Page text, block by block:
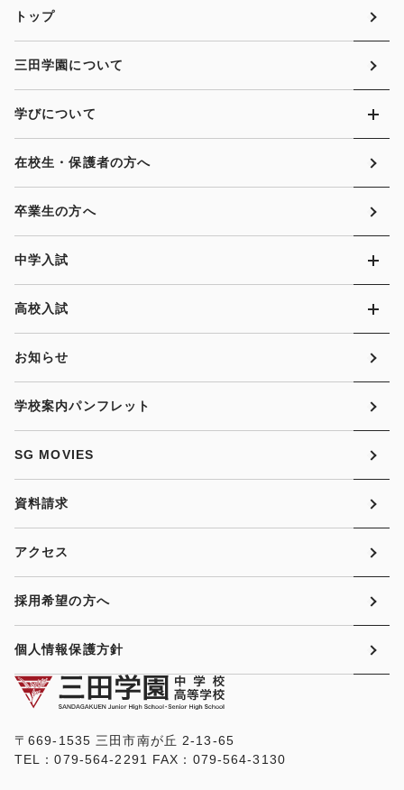
〒669-1535 三田市南が丘 2-13-65
TEL：079-564-2291 FAX：079-564-3130
トップ
三田学園について
学びについて
在校生・保護者の方へ
卒業生の方へ
中学入試
高校入試
お知らせ
学校案内パンフレット
SG MOVIES
資料請求
アクセス
採用希望の方へ
個人情報保護方針